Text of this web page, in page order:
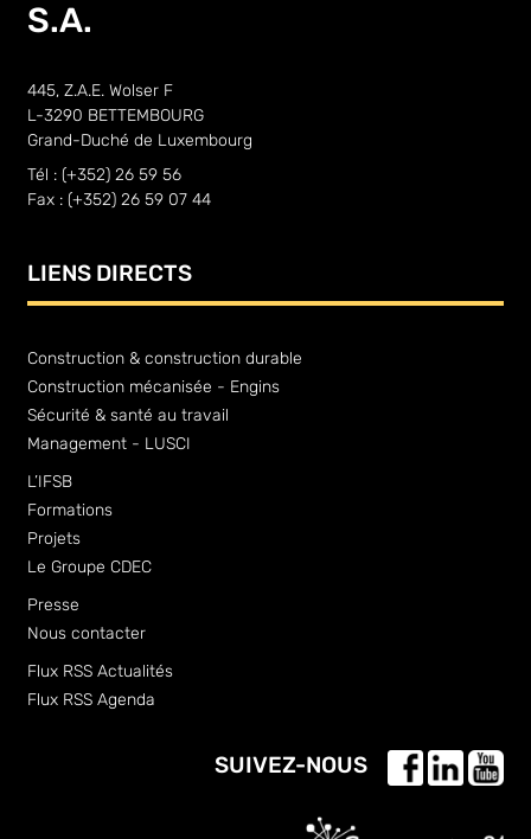
S.A.
445, Z.A.E. Wolser F
L-3290 BETTEMBOURG
Grand-Duché de Luxembourg
Tél : (+352) 26 59 56
Fax : (+352) 26 59 07 44
LIENS DIRECTS
Construction & construction durable
Construction mécanisée - Engins
Sécurité & santé au travail
Management - LUSCI
L’IFSB
Formations
Projets
Le Groupe CDEC
Presse
Nous contacter
Flux RSS Actualités
Flux RSS Agenda
SUIVEZ-NOUS